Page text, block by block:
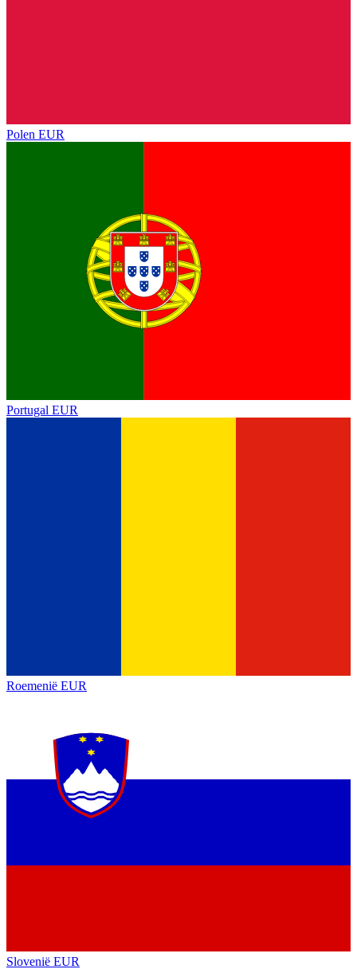
Polen EUR
Portugal EUR
Roemenië EUR
Slovenië EUR